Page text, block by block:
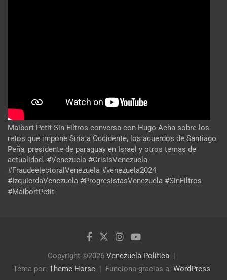
Maibort Petit Sin Filtros conversa con Hugo Acha sobre los
retos que impone Siria a Occidente, los acuerdos de Santiago
Peña, presidente de paraguay en Israel y otros temas de
actualidad. #Venezuela #CrisisVenezuela
#FraudeelectoralVenezuela #venezuela2024
#IzquierdaVenezuela #ProgresistasVenezuela #SinFiltros
#MaibortPetit
Copyright ©2026 Venezuela Política
Tema por: Theme Horse Funciona gracias a: WordPress